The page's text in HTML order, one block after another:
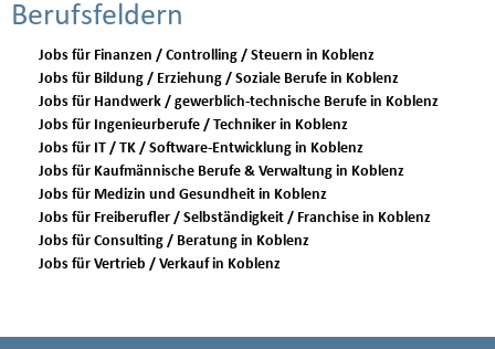
Berufsfeldern
Jobs für Finanzen / Controlling / Steuern in Koblenz
Jobs für Bildung / Erziehung / Soziale Berufe in Koblenz
Jobs für Handwerk / gewerblich-technische Berufe in Koblenz
Jobs für Ingenieurberufe / Techniker in Koblenz
Jobs für IT / TK / Software-Entwicklung in Koblenz
Jobs für Kaufmännische Berufe & Verwaltung in Koblenz
Jobs für Medizin und Gesundheit in Koblenz
Jobs für Freiberufler / Selbständigkeit / Franchise in Koblenz
Jobs für Consulting / Beratung in Koblenz
Jobs für Vertrieb / Verkauf in Koblenz